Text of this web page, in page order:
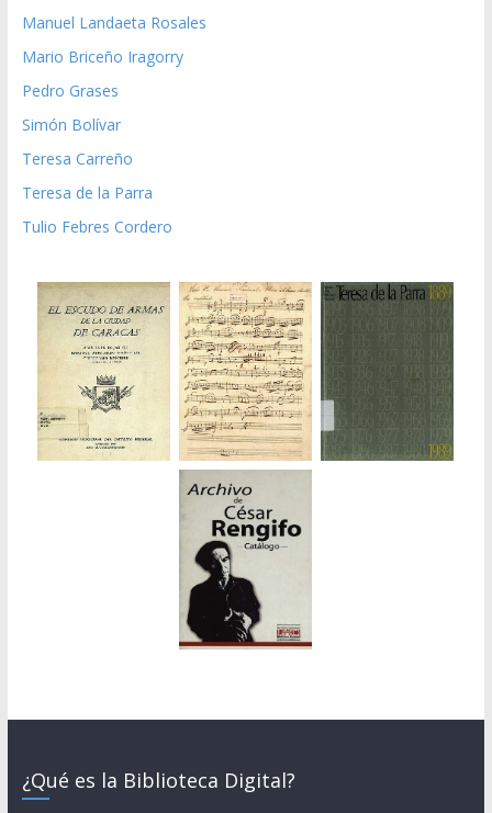
Manuel Landaeta Rosales
Mario Briceño Iragorry
Pedro Grases
Simón Bolívar
Teresa Carreño
Teresa de la Parra
Tulio Febres Cordero
¿Qué es la Biblioteca Digital?